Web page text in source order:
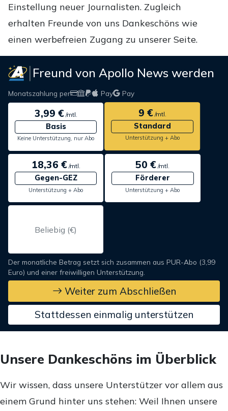
Einstellung neuer Journalisten. Zugleich
erhalten Freunde von uns Dankeschöns wie
einen werbefreien Zugang zu unserer Seite.
Freund von Apollo News werden
Monatszahlung per Pay Pay
3,99 €/mtl.
Basis
Keine Unterstützung, nur Abo
9 €/mtl.
Standard
Unterstützung + Abo
18,36 €/mtl.
Gegen-GEZ
Unterstützung + Abo
50 € /mtl.
Förderer
Unterstützung + Abo
Der monatliche Betrag setzt sich zusammen aus PUR-Abo (3,99
Euro) und einer freiwilligen Unterstützung.
Weiter zum Abschließen
Stattdessen einmalig unterstützen
Unsere Dankeschöns im Überblick
Wir wissen, dass unsere Unterstützer vor allem aus
einem Grund hinter uns stehen: Weil Ihnen unsere